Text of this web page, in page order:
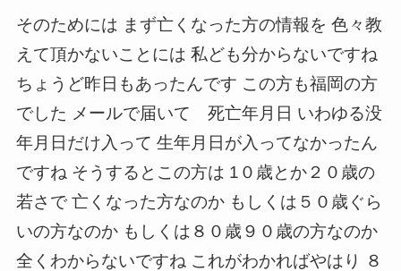
そのためには まず亡くなった方の情報を 色々教
えて頂かないことには 私ども分からないですね
ちょうど昨日もあったんです この方も福岡の方
でした メールで届いて 死亡年月日 いわゆる没
年月日だけ入って 生年月日が入ってなかったん
ですね そうするとこの方は 1０歳とか２０歳の
若さで 亡くなった方なのか もしくは５０歳ぐら
いの方なのか もしくは８０歳９０歳の方なのか
全くわからないですね これがわかればやはり ８